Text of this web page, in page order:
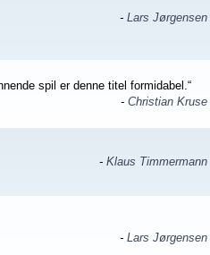
- Lars Jørgensen
spil er denne titel formidabel.“
- Christian Kruse
- Klaus Timmermann
- Lars Jørgensen